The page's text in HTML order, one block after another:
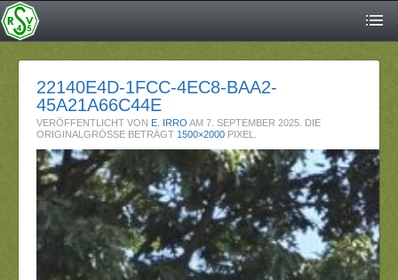
22140E4D-1FCC-4EC8-BAA2-
45A21A66C44E
VERÖFFENTLICHT VON E. IRRO AM 7. SEPTEMBER 2025 . DIE
ORIGINALGRÖSSE BETRÄGT 1500×2000 PIXEL.